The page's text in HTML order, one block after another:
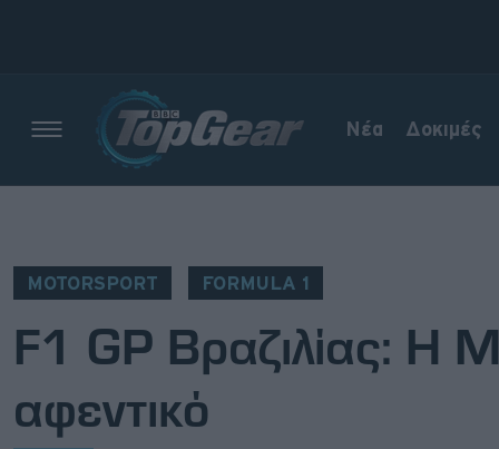
Νέα Δοκιμές
MOTORSPORT FORMULA 1
F1 GP Βραζιλίας: Η
αφεντικό
Electric
Motorsport
Άποψη